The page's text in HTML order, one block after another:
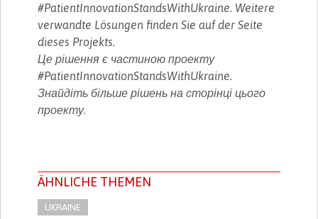
#PatientInnovationStandsWithUkraine. Weitere
verwandte Lösungen finden Sie auf der Seite
dieses Projekts.
Це рішення є частиною проекту
#PatientInnovationStandsWithUkraine.
Знайдіть більше рішень на сторінці цього
проекту.
ÄHNLICHE THEMEN
UKRAINE